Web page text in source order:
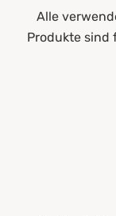
Alle
Produkte sind